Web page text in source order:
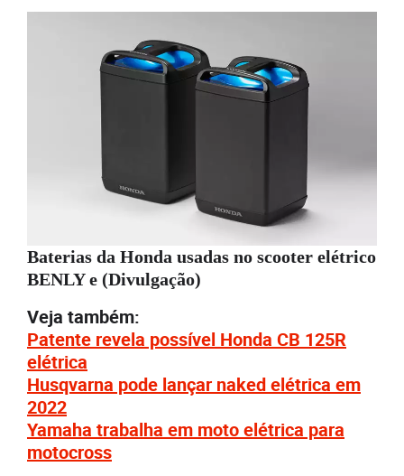
Baterias da Honda usadas no scooter elétrico
BENLY e (Divulgação)
Veja também:
Patente revela possível Honda CB 125R
elétrica
Husqvarna pode lançar naked elétrica em
2022
Yamaha trabalha em moto elétrica para
motocross